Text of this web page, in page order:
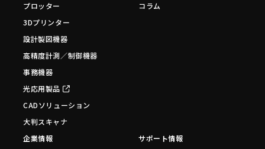
プロッター
3Dプリンター
設計製図機器
高精度計測／制御機器
事務機器
光応用製品
CADソリューション
大判スキャナ
コラム
企業情報
サポート情報